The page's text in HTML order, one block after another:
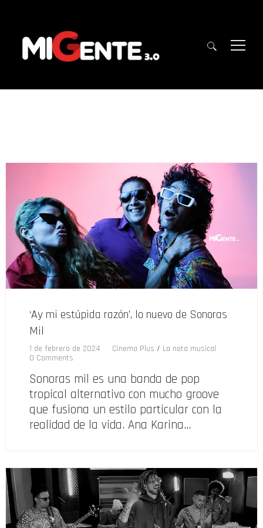
‘Ay mi estúpida razón’, lo nuevo de Sonoras
Mil
1 de febrero de 2024 Cinema Plus / La nota musical
0 Comments
Sonoras mil es una banda de pop
tropical alternativo con mucho groove
que fusiona un estilo particular con la
realidad de la vida. Ana Karina…